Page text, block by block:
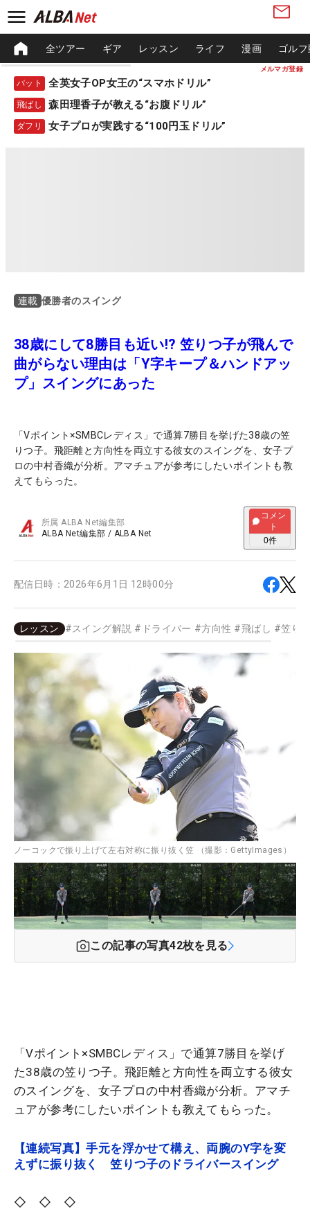
メルマガ登録
全ツアー ギア レッスン ライフ 漫画 ゴル
パット 全英女子OP女王の“スマホドリル”
飛ばし 森田理香子が教える“お腹ドリル”
ダフリ 女子プロが実践する“100円玉ドリル”
連載 優勝者のスイング
38歳にして8勝目も近い!? 笠りつ子が飛んで
曲がらない理由は「Y字キープ＆ハンドアッ
プ」スイングにあった
「Vポイント×SMBCレディス」で通算7勝目を挙げた38歳の笠
りつ子。飛距離と方向性を両立する彼女のスイングを、女子プ
ロの中村香織が分析。アマチュアが参考にしたいポイントも教
えてもらった。
所属ALBA Net編集部
ALBA Net編集部 / ALBA Net
コメン
ト
0件
配信日時： 2026年6月1日 12時00分
レッスン #スイング解説 # ドライバー #方向性 #飛ばし #笠り
ノーコックで振り上げて左右対称に振り抜く笠 （撮影：GettyImages）
この記事の写真42枚を見る
「Vポイント×SMBCレディス」で通算7勝目を挙げ
た38歳の笠りつ子。飛距離と方向性を両立する彼女
のスイングを、女子プロの中村香織が分析。アマチ
ュアが参考にしたいポイントも教えてもらった。
【連続写真】手元を浮かせて構え、両腕のY字を変
えずに振り抜く 笠りつ子のドライバースイング
◇ ◇ ◇